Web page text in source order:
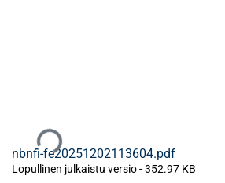
nbnfi-fe20251202113604.pdf
Lopullinen julkaistu versio-352.97 KB